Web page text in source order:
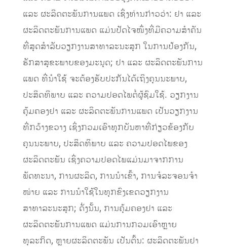
ແລະ ຜະລິດຕະພັນການແພດ ເຊິ່ງທ່ານກ່າວວ່າ: ຢາ ແລະ
ຜະລິດຕະພັນການແພດ ແມ່ນປັດໄຈໜຶ່ງທີ່ມີຄວາມສໍາຄັນ
ທີ່ສຸດສໍາລັບວຽກງານສາທາລະນະສຸກ ໃນການປ້ອງກັນ,
ຮັກສາສຸຂະພາບຂອງມະນຸດ; ຢາ ແລະ ຜະລິດຕະພັນການ
ແພດ ທີ່ນໍາໃຊ້ ຈະຕ້ອງຮັບປະກັນໄດ້ເຖິງຄຸນນະພາບ,
ປະສິດທິພາບ ແລະ ຄວາມປອດໄພຕໍ່ຜູ້ຊົມໃຊ້. ວຽກງານ
ຄຸ້ມຄອງຢາ ແລະ ຜະລິດຕະພັນການແພດ ເປັນວຽກງານ
ທີ່ກວ້າງຂວາງ ເຊິ່ງກວມເອົາທຸກບັນຫາທີ່ກ່ຽວຂ້ອງກັບ
ຄຸນນະພາບ, ປະສິດທິພາບ ແລະ ຄວາມປອດໄພຂອງ
ຜະລິດຕະພັນ ເຊິ່ງຄວາມປອດໄພແມ່ນມາຈາກການ
ພັດທະນາ, ການຜະລິດ, ການນໍາເຂົ້າ, ການຈໍລະຈອນຈໍາ
ໜ່າຍ ແລະ ການນໍາໃຊ້ໃນທຸກຂົງເຂດວຽກງານ
ສາທາລະນະສຸກ; ດັ່ງນັ້ນ, ການຄຸ້ມຄອງຢາ ແລະ
ຜະລິດຕະພັນການແພດ ແມ່ນການກວມເອົາຫຼາຍ
ທຸລະກິດ, ຫຼາຍຜະລິດຕະພັນ ເປັນຕົ້ນ: ຜະລິດຕະພັນຢາ